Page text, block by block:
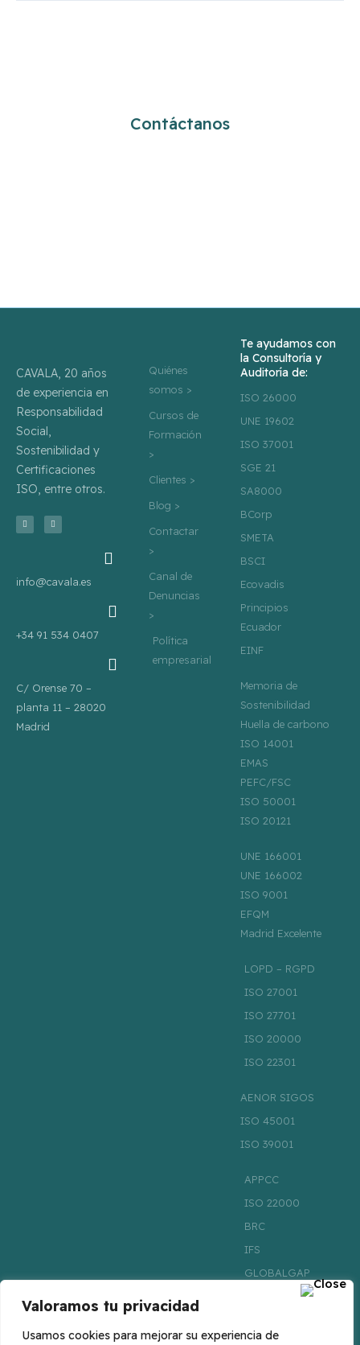
Valoramos tu privacidad
Usamos cookies para mejorar su experiencia de
Contáctanos
CAVALA, 20 años
de experiencia en
Responsabilidad
Social,
Sostenibilidad y
Certificaciones
ISO, entre otros.
T
w
i
L
i
n
info@cavala.es
+34 91 534 0407
C/ Orense 70 –
planta 11 – 28020
Madrid
Quiénes
somos >
Cursos de
Formación
>
Clientes >
Blog >
Contactar
>
Canal de
Denuncias
>
Política
empresarial
Te ayudamos con
la Consultoría y
Auditoría de:
ISO 26000
UNE 19602
ISO 37001
SGE 21
SA8000
BCorp
SMETA
BSCI
Ecovadis
Principios
Ecuador
EINF
Memoria de
Sostenibilidad
Huella de carbono
ISO 14001
EMAS
PEFC/FSC
ISO 50001
ISO 20121
UNE 166001
UNE 166002
ISO 9001
EFQM
Madrid Excelente
LOPD – RGPD
ISO 27001
ISO 27701
ISO 20000
ISO 22301
AENOR SIGOS
ISO 45001
ISO 39001
APPCC
ISO 22000
BRC
IFS
GLOBALGAP